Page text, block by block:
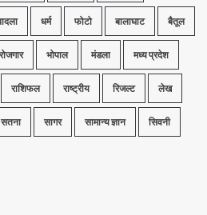
धर्म फोटो बालाघाट बैतूल
भोपाल मंडला मध्य प्रदेश
राशिफल राष्ट्रीय रिजल्ट लेख
सतना सागर सामान्य ज्ञान सिवनी